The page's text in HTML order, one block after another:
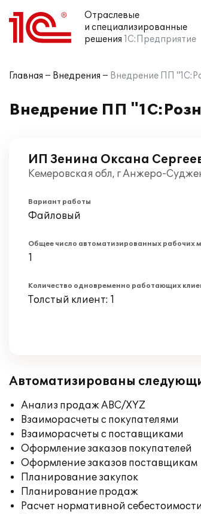
Отраслевые
и специализированные
решения 1С:Предприятие
Главная Внедрения Внедрение ПП
Внедрение ПП
ИП Зенина Оксана
Кемеровская обл, г Анжеро-
Вариант работы
Файловый
Общее число автоматизированных рабочих
1
Количество одновременно работающих
Толстый клиент: 1
Автоматизированы
Анализ продаж ABC/XYZ
Взаиморасчеты с покупателями
Взаиморасчеты с поставщиками
Оформление заказов покупателей
Оформление заказов поставщикам
Планирование закупок
Планирование продаж
Расчет нормативной